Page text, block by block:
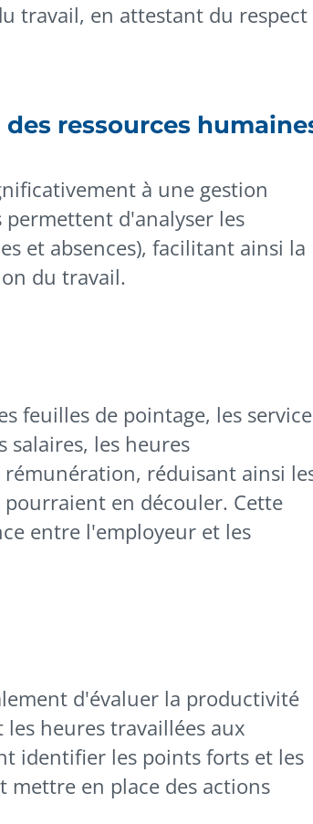
travail, en attestant du respect
ressources
à une gestion
permettent d'analyser les
et absences), facilitant ainsi la
du travail.
feuilles de pointage, les
salaires, les heures
réduisant ainsi
en découler. Cette
entre l'employeur et les
d'évaluer la productivité
heures travaillées aux
identifier les points forts et les
mettre en place des actions